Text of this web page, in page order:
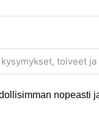
nopeasti